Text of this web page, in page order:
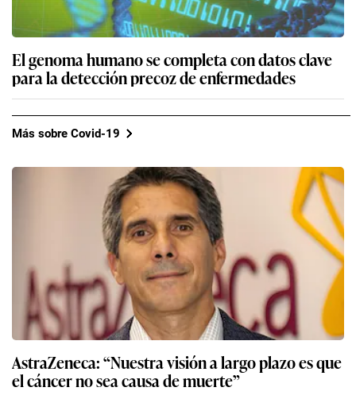
El genoma humano se completa con datos clave
para la detección precoz de enfermedades
Más sobre Covid-19
AstraZeneca: “Nuestra visión a largo plazo es que
el cáncer no sea causa de muerte”